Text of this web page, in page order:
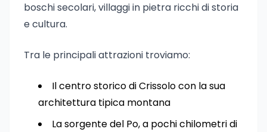
boschi secolari, villaggi in pietra ricchi di storia
e cultura.
Tra le principali attrazioni troviamo:
Il centro storico di Crissolo con la sua
architettura tipica montana
La sorgente del Po, a pochi chilometri di